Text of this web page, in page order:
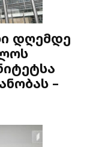
დღემდე
–